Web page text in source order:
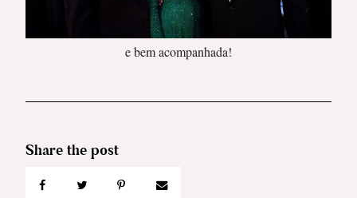
e bem acompanhada!